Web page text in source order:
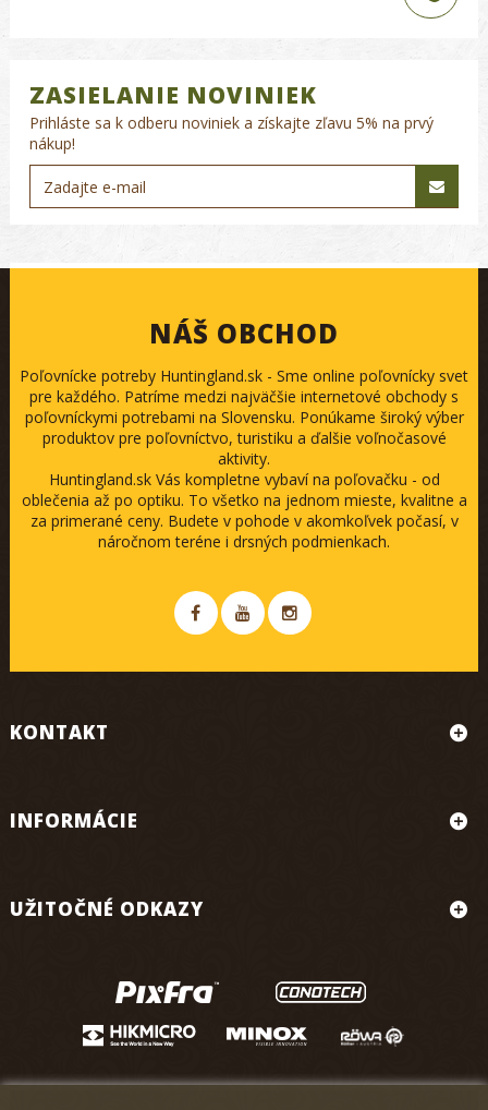
ZASIELANIE NOVINIEK
Prihláste sa k odberu noviniek a získajte zľavu 5% na prvý
nákup!
NÁŠ OBCHOD
Poľovnícke potreby Huntingland.sk - Sme online poľovnícky svet
pre každého. Patríme medzi najväčšie internetové obchody s
poľovníckymi potrebami na Slovensku. Ponúkame široký výber
produktov pre poľovníctvo, turistiku a ďalšie voľnočasové
aktivity.
Huntingland.sk Vás kompletne vybaví na poľovačku - od
oblečenia až po optiku. To všetko na jednom mieste, kvalitne a
za primerané ceny. Budete v pohode v akomkoľvek počasí, v
náročnom teréne i drsných podmienkach.
KONTAKT
INFORMÁCIE
UŽITOČNÉ ODKAZY